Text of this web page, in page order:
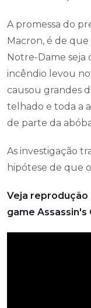
A promessa do
Macron, é de
Notre-Dame seja
incêndio levou
causou grandes
telhado e toda a
de parte da
As investigação
hipótese de que
Veja reprodução
game Assassin's